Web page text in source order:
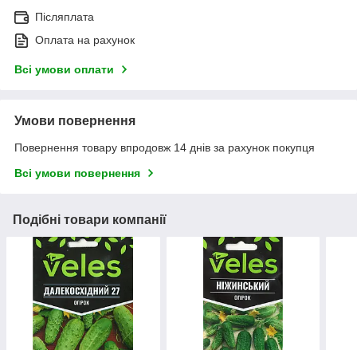
Післяплата
Оплата на рахунок
Всі умови оплати
Умови повернення
Повернення товару впродовж 14 днів за рахунок покупця
Всі умови повернення
Подібні товари компанії